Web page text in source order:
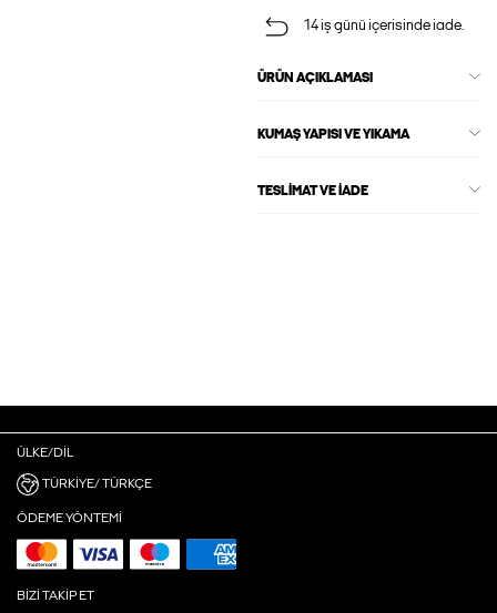
14 iş günü içerisinde iade.
ÜRÜN AÇIKLAMASI
KUMAŞ YAPISI VE YIKAMA
TESLIMAT VE İADE
ÜLKE/DIL
TÜRKIYE/ TÜRKÇE
ÖDEME YÖNTEMI
BIZI TAKIP ET